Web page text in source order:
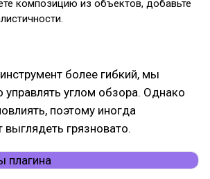
композицию из объектов, добавьте
более гибкий, мы
углом обзора. Однако
поэтому иногда
выглядеть грязновато.